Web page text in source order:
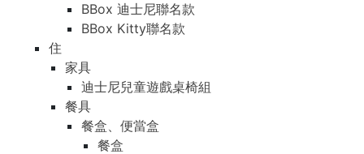
BBox 迪士尼聯名款
BBox Kitty聯名款
住
家具
迪士尼兒童遊戲桌椅組
餐具
餐盒、便當盒
餐盒